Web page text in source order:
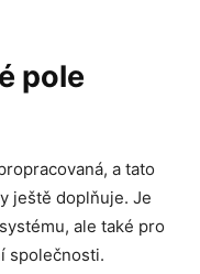
pole
a tato
ještě doplňuje. Je
ale také pro
společnosti.